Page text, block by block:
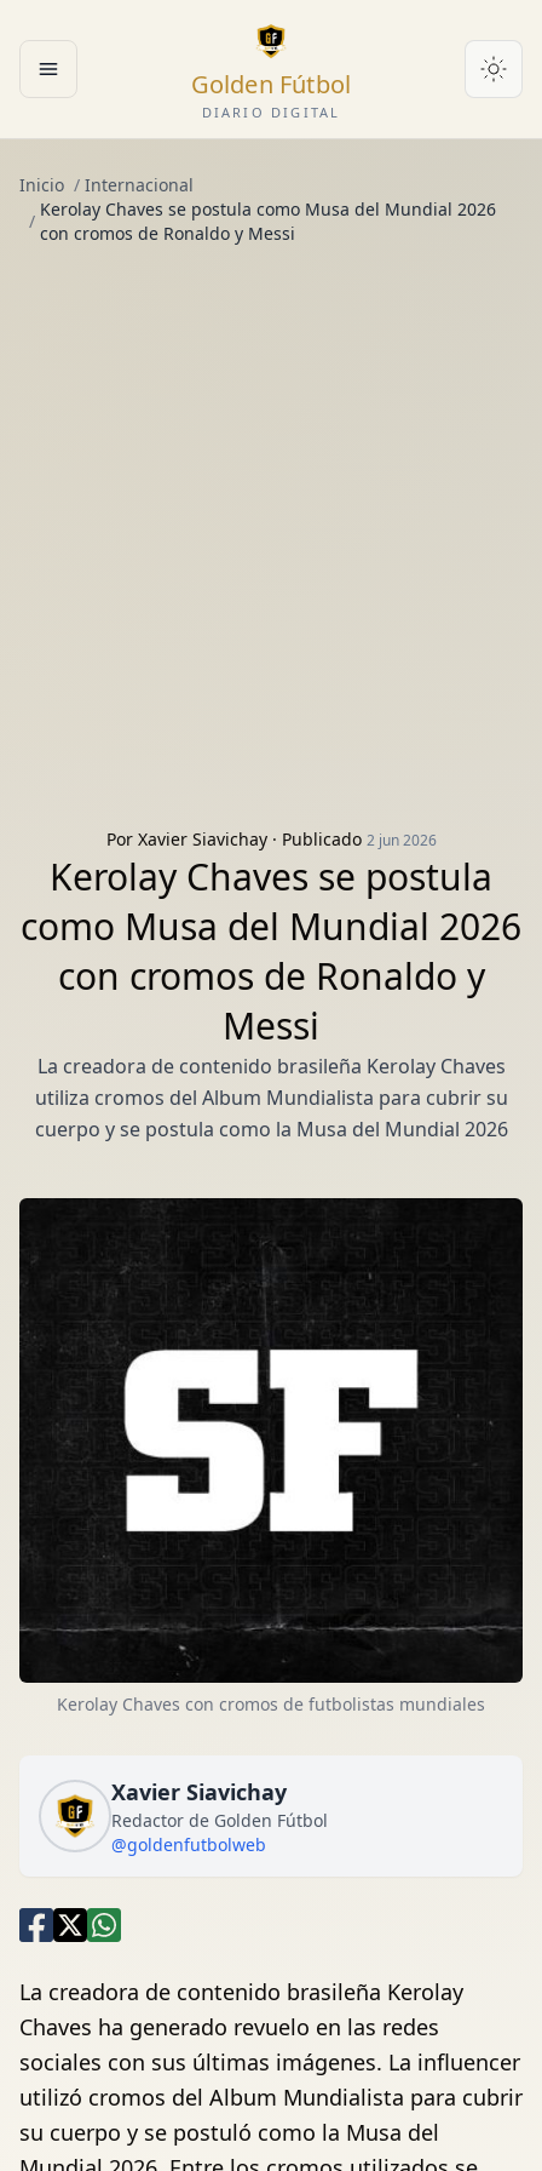
Abrir menú Golden Fútbol
DIARIO DIGITAL
Inicio / Internacional
/
Kerolay Chaves se postula como Musa del Mundial 2026
con cromos de Ronaldo y Messi
Por Xavier Siavichay· Publicado 2 jun 2026
Kerolay Chaves se postula
como Musa del Mundial 2026
con cromos de Ronaldo y
Messi
La creadora de contenido brasileña Kerolay Chaves
utiliza cromos del Album Mundialista para cubrir su
cuerpo y se postula como la Musa del Mundial 2026
Kerolay Chaves con cromos de futbolistas mundiales
Xavier Siavichay
Redactor de Golden Fútbol
@goldenfutbolweb
La creadora de contenido brasileña Kerolay
Chaves ha generado revuelo en las redes
sociales con sus últimas imágenes. La influencer
utilizó cromos del Album Mundialista para cubrir
su cuerpo y se postuló como la Musa del